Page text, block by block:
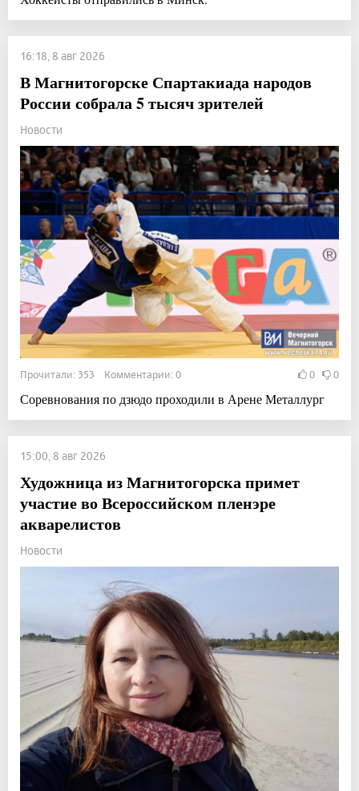
16:18, 8 авг 2026
В Магнитогорске Спартакиада народов
России собрала 5 тысяч зрителей
Новости
Прочитали: 353 Комментарии: 0 0 0
Соревнования по дзюдо проходили в Арене Металлург
15:00, 8 авг 2026
Художница из Магнитогорска примет
участие во Всероссийском пленэре
акварелистов
Новости